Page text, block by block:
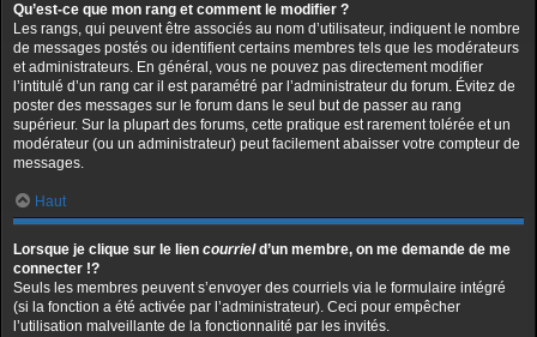
Qu’est-ce que mon rang et comment le modifier ?
Les rangs, qui peuvent être associés au nom d’utilisateur, indiquent le nombre
de messages postés ou identifient certains membres tels que les modérateurs
et administrateurs. En général, vous ne pouvez pas directement modifier
l’intitulé d’un rang car il est paramétré par l’administrateur du forum. Évitez de
poster des messages sur le forum dans le seul but de passer au rang
supérieur. Sur la plupart des forums, cette pratique est rarement tolérée et un
modérateur (ou un administrateur) peut facilement abaisser votre compteur de
messages.
Haut
Lorsque je clique sur le lien courrield’un membre, on me demande de me
connecter !?
Seuls les membres peuvent s’envoyer des courriels via le formulaire intégré
(si la fonction a été activée par l’administrateur). Ceci pour empêcher
l’utilisation malveillante de la fonctionnalité par les invités.